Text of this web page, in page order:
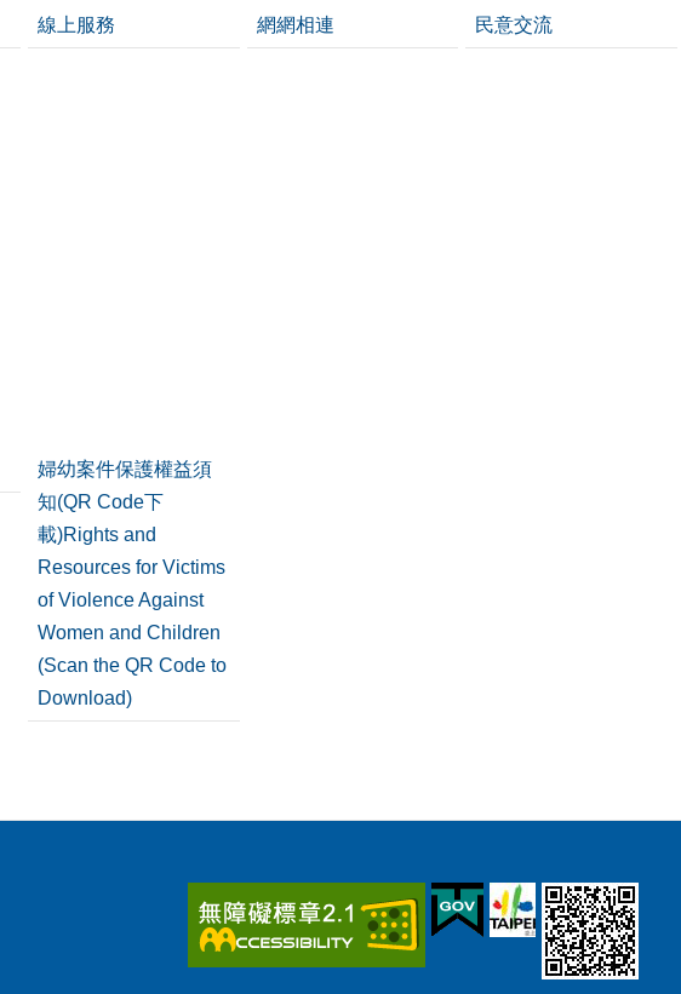
線上服務 網網相連 民意交流
婦幼案件保護權益須
知(QR Code下
載)Rights and
Resources for Victims
of Violence Against
Women and Children
(Scan the QR Code to
Download)